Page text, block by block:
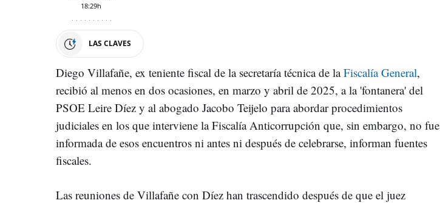
18:29h
LAS CLAVES
Diego Villafañe, ex teniente fiscal de la secretaría técnica de laFiscalía General,
recibió al menos en dos ocasiones, en marzo y abril de 2025, a la 'fontanera' del
PSOE Leire Díez y al abogado Jacobo Teijelo para abordar procedimientos
judiciales en los que interviene la Fiscalía Anticorrupción que, sin embargo, no fue
informada de esos encuentros ni antes ni después de celebrarse, informan fuentes
fiscales.
Las reuniones de Villafañe con Díez han trascendido después de que el juez